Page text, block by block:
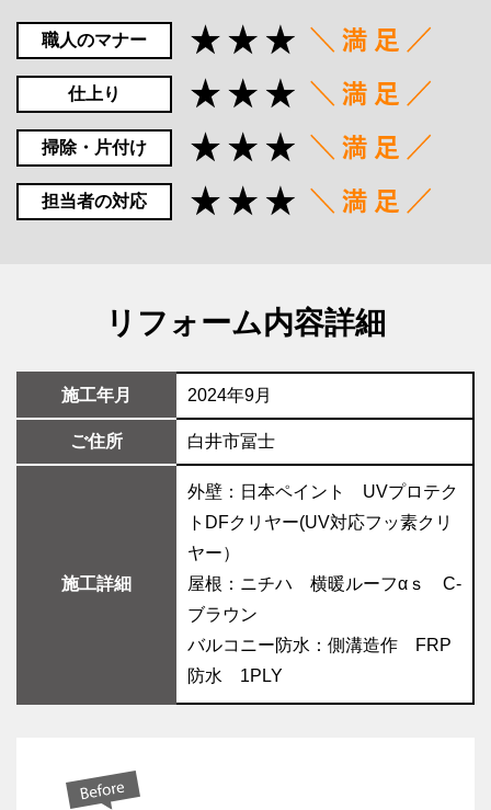
職人のマナー
仕上り
掃除・片付け
担当者の対応
リフォーム内容詳細
施工年月 2024年9月
ご住所 白井市冨士
施工詳細
外壁：日本ペイント UVプロテク
トDFクリヤー(UV対応フッ素クリ
ヤー）
屋根：ニチハ 横暖ルーフαｓ C-
ブラウン
バルコニー防水：側溝造作 FRP
防水 1PLY